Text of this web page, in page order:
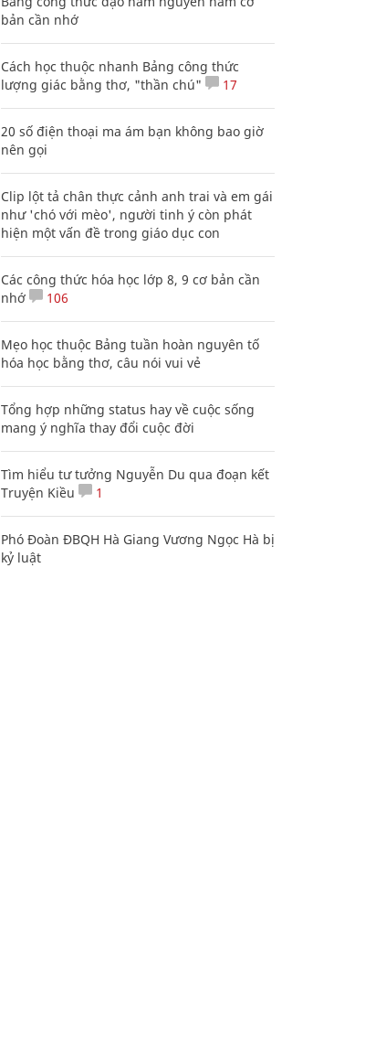
bản cần nhớ
Cách học thuộc nhanh Bảng công thức
lượng giác bằng thơ, "thần chú"
17
20 số điện thoại ma ám bạn không bao giờ
nên gọi
Clip lột tả chân thực cảnh anh trai và em gái
như 'chó với mèo', người tinh ý còn phát
hiện một vấn đề trong giáo dục con
Các công thức hóa học lớp 8, 9 cơ bản cần
nhớ
106
Mẹo học thuộc Bảng tuần hoàn nguyên tố
hóa học bằng thơ, câu nói vui vẻ
Tổng hợp những status hay về cuộc sống
mang ý nghĩa thay đổi cuộc đời
Tìm hiểu tư tưởng Nguyễn Du qua đoạn kết
Truyện Kiều
1
Phó Đoàn ĐBQH Hà Giang Vương Ngọc Hà bị
kỷ luật